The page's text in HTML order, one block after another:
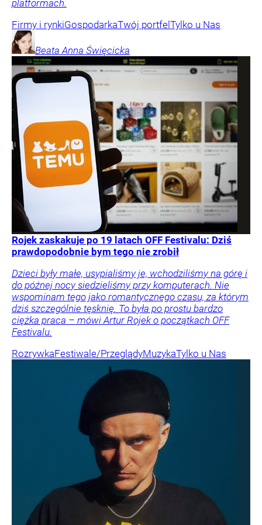
platformach.
Firmy i rynkiGospodarkaTwój portfel Tylko u Nas
Beata Anna Święcicka
Rojek zaskakuje po 19 latach OFF Festivalu: Dziś
prawdopodobnie bym tego nie zrobił
Dzieci były małe, usypialiśmy je, wchodziliśmy na górę i
do późnej nocy siedzieliśmy przy komputerach. Nie
wspominam tego jako romantycznego czasu, za którym
dziś szczególnie tęsknię. To była po prostu bardzo
ciężka praca – mówi Artur Rojek o początkach OFF
Festivalu.
RozrywkaFestiwale/PrzeglądyMuzykaTylko u Nas